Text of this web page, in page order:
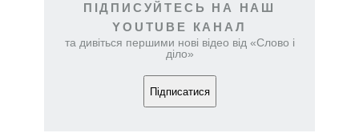
ПІДПИСУЙТЕСЬ НА НАШ
YOUTUBE КАНАЛ
та дивіться першими нові відео від «Слово і
діло»
Підписатися